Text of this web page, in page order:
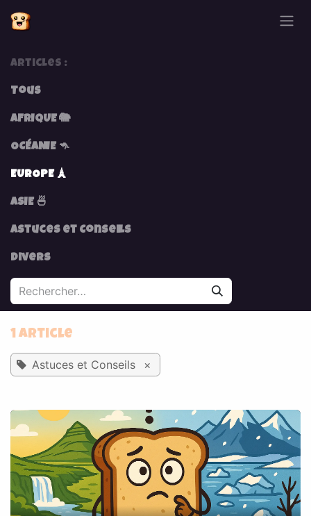
Articles :
Tous
AFRIQUE 🐘
OCÉANIE 🦘
EUROPE 🗼
ASIE 🍜
Astuces et Conseils
Divers
1 Article
Astuces et Conseils ×